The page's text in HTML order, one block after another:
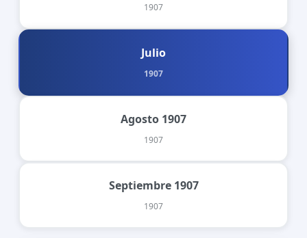
1907
Julio
1907
Agosto 1907
1907
Septiembre 1907
1907